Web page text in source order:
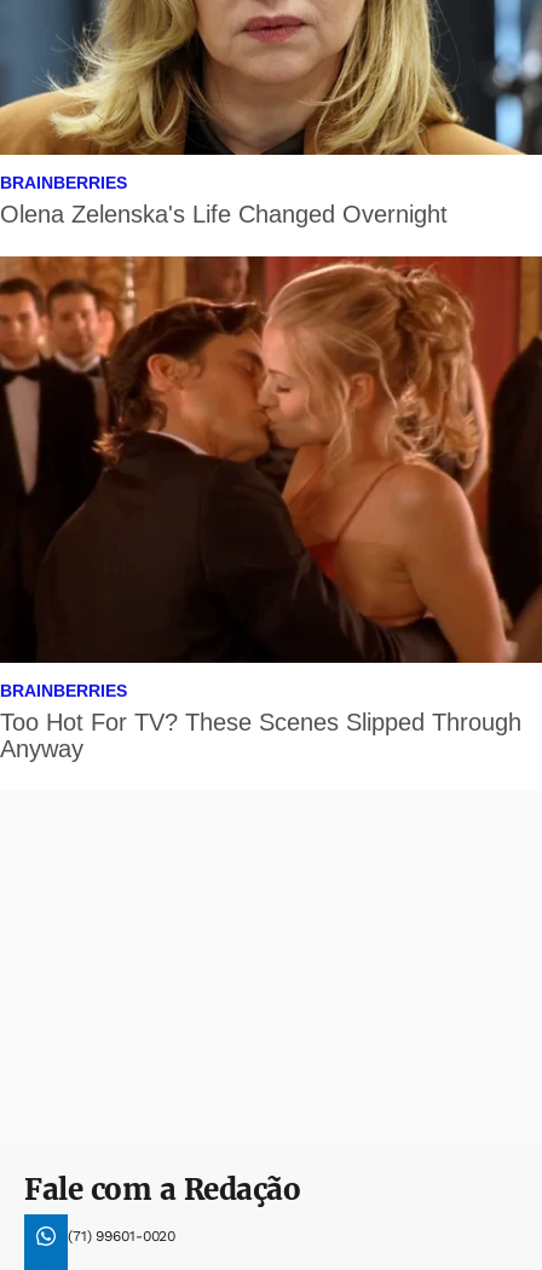
Fale com a Redação
(71) 99601-0020